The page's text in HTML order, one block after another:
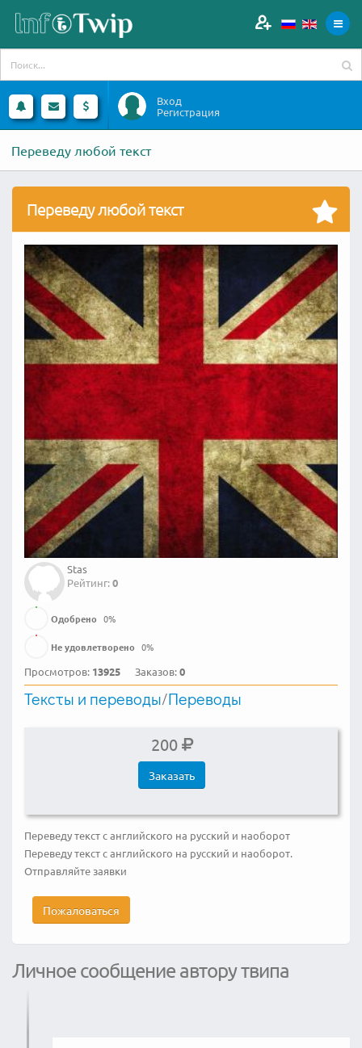
Вход
Регистрация
Переведу любой текст
Переведу любой текст
Stas
Рейтинг:0
Одобрено 0%
Не удовлетворено 0%
Просмотров: 13925 Заказов:0
Тексты и переводы/Переводы
200
Заказать
Переведу текст с английского на русский и наоборот
Переведу текст с английского на русский и наоборот.
Отправляйте заявки
Пожаловаться
Личное сообщение автору твипа